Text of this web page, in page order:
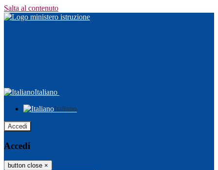
Salta al contenuto
Italiano
Italiano
Accedi
Accedi
button close ×